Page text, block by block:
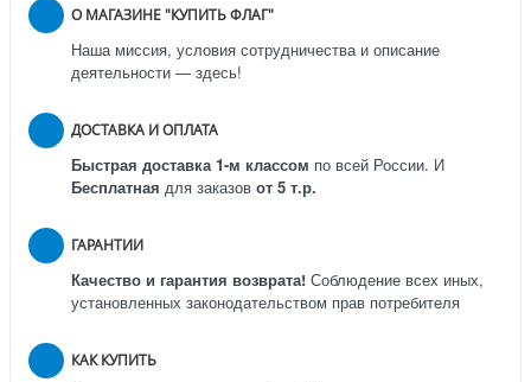
О МАГАЗИНЕ "КУПИТЬ ФЛАГ"
Наша миссия, условия сотрудничества и описание
деятельности — здесь!
ДОСТАВКА И ОПЛАТА
Быстрая доставка 1-м классом по всей России. И
Бесплатная для заказов от 5 т.р.
ГАРАНТИИ
Качество и гарантия возврата! Соблюдение всех иных,
установленных законодательством прав потребителя
КАК КУПИТЬ